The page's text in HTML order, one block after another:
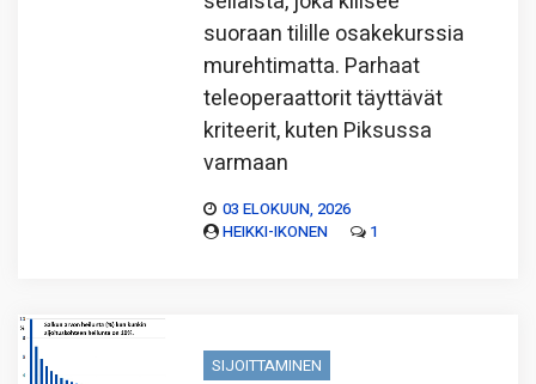
suoraan tilille osakekurssia
murehtimatta. Parhaat
teleoperaattorit täyttävät
kriteerit, kuten Piksussa
varmaan
03 ELOKUUN, 2026
HEIKKI-IKONEN
1
SIJOITTAMINEN